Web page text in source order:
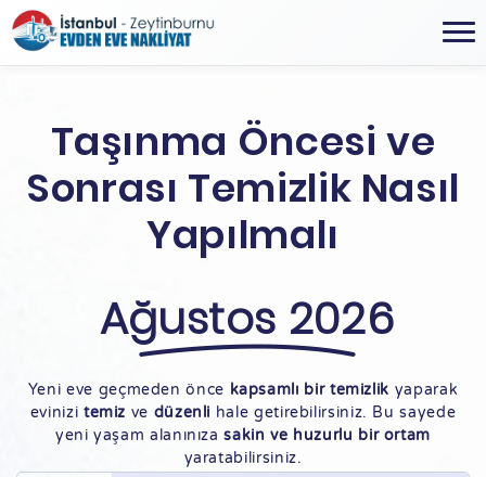
Taşınma Öncesi ve
Sonrası Temizlik Nasıl
Yapılmalı
Ağustos 2026
Yeni eve geçmeden önce kapsamlı bir temizlik yaparak
evinizi temiz ve düzenli hale getirebilirsiniz. Bu sayede
yeni yaşam alanınızasakin ve huzurlu bir ortam
yaratabilirsiniz.